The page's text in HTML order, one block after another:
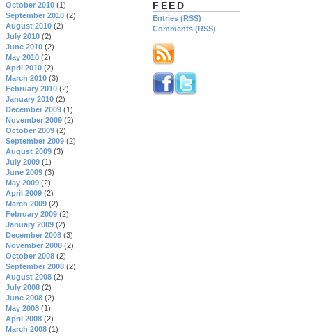
FEED
Entries (RSS)
Comments (RSS)
October 2010 (1)
September 2010 (2)
August 2010 (2)
July 2010 (2)
June 2010 (2)
May 2010 (2)
April 2010 (2)
March 2010 (3)
February 2010 (2)
January 2010 (2)
December 2009 (1)
November 2009 (2)
October 2009 (2)
September 2009 (2)
August 2009 (3)
July 2009 (1)
June 2009 (3)
May 2009 (2)
April 2009 (2)
March 2009 (2)
February 2009 (2)
January 2009 (2)
December 2008 (3)
November 2008 (2)
October 2008 (2)
September 2008 (2)
August 2008 (2)
July 2008 (2)
June 2008 (2)
May 2008 (1)
April 2008 (2)
March 2008 (1)